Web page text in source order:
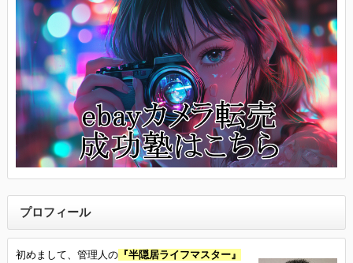
プロフィール
初めまして、管理人の『半隠居ライフマスター』